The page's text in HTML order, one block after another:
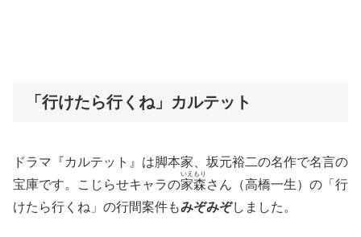
「行けたら行くね」カルテット
ドラマ『カルテット』は脚本家、坂元裕二の名作で名言の
宝庫です。こじらせキャラの家森
いえもり
さん（高橋一生）の「行
けたら行くね」の行間案件もみぞみぞしました。